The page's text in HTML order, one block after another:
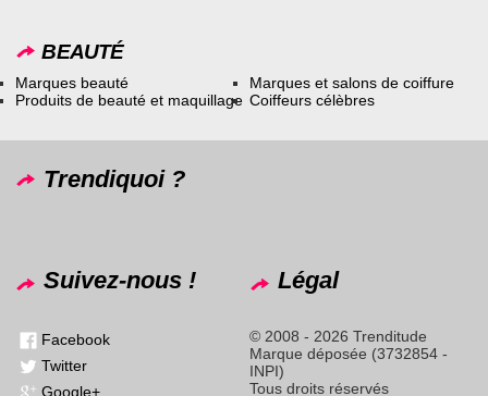
BEAUTÉ
Marques beauté
Produits de beauté et maquillage
Marques et salons de coiffure
Coiffeurs célèbres
Trendiquoi ?
Suivez-nous !
Facebook
Twitter
Google+
Légal
© 2008 - 2026 Trenditude
Marque déposée (3732854 -
INPI)
Tous droits réservés